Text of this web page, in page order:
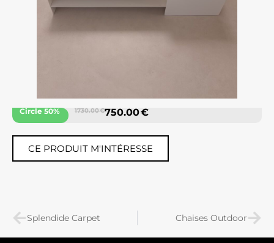
Circle 50% 1730.00 €750.00 €
CE PRODUIT M'INTÉRESSE
Splendide Carpet Chaises Outdoor